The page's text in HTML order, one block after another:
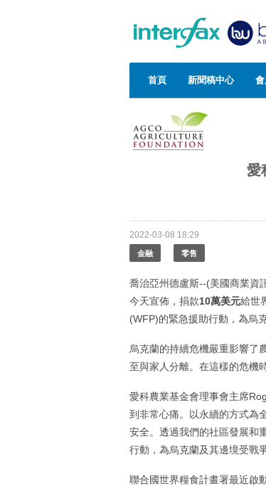
首頁 新聞稿中心
愛
2022-03-08 18:29
金融 零售
喬治亞州德盧斯--(美國商業資
今天宣佈，捐款10萬美元給世
(WFP)的緊急援助行動，為烏
烏克蘭的持續危機嚴重影響了
至與家人分離。在這樣的危機
愛科農業基金會理事會主席
到非常心痛。以永續的方式為
安全。透過我們的社區發展和
行動，為烏克蘭及其邊境受戰
聯合國世界糧食計畫署最近啟